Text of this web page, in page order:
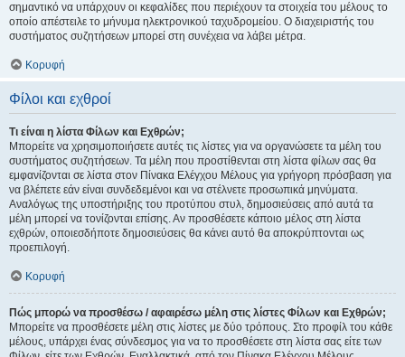
σημαντικό να υπάρχουν οι κεφαλίδες που περιέχουν τα στοιχεία του μέλους το
οποίο απέστειλε το μήνυμα ηλεκτρονικού ταχυδρομείου. Ο διαχειριστής του
συστήματος συζητήσεων μπορεί στη συνέχεια να λάβει μέτρα.
Κορυφή
Φίλοι και εχθροί
Τι είναι η λίστα Φίλων και Εχθρών;
Μπορείτε να χρησιμοποιήσετε αυτές τις λίστες για να οργανώσετε τα μέλη του
συστήματος συζητήσεων. Τα μέλη που προστίθενται στη λίστα φίλων σας θα
εμφανίζονται σε λίστα στον Πίνακα Ελέγχου Μέλους για γρήγορη πρόσβαση για
να βλέπετε εάν είναι συνδεδεμένοι και να στέλνετε προσωπικά μηνύματα.
Αναλόγως της υποστήριξης του προτύπου στυλ, δημοσιεύσεις από αυτά τα
μέλη μπορεί να τονίζονται επίσης. Αν προσθέσετε κάποιο μέλος στη λίστα
εχθρών, οποιεσδήποτε δημοσιεύσεις θα κάνει αυτό θα αποκρύπτονται ως
προεπιλογή.
Κορυφή
Πώς μπορώ να προσθέσω / αφαιρέσω μέλη στις λίστες Φίλων και Εχθρών;
Μπορείτε να προσθέσετε μέλη στις λίστες με δύο τρόπους. Στο προφίλ του κάθε
μέλους, υπάρχει ένας σύνδεσμος για να το προσθέσετε στη λίστα σας είτε των